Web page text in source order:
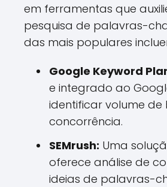
em ferramentas que
pesquisa de palavras-
das mais populares
Google Keyword
e integrado ao
identificar volume de
concorrência.
SEMrush: Uma
oferece análise de
ideias de palavras-